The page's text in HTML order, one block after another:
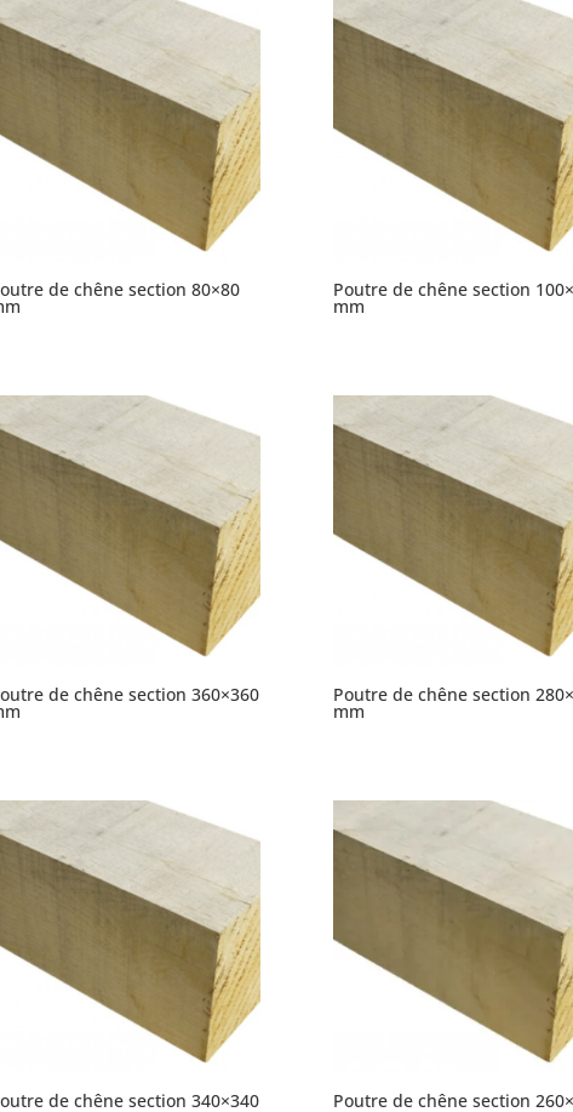
de chêne section 80×80 Poutre de chêne section
mm
de chêne section 360×360 Poutre de chêne section
mm
de chêne section 340×340 Poutre de chêne section